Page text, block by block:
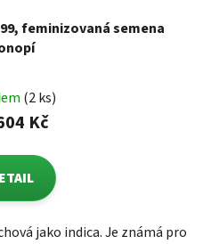
feminizovaná semena
(2 ks)
Kč
jako indica. Je známá pro